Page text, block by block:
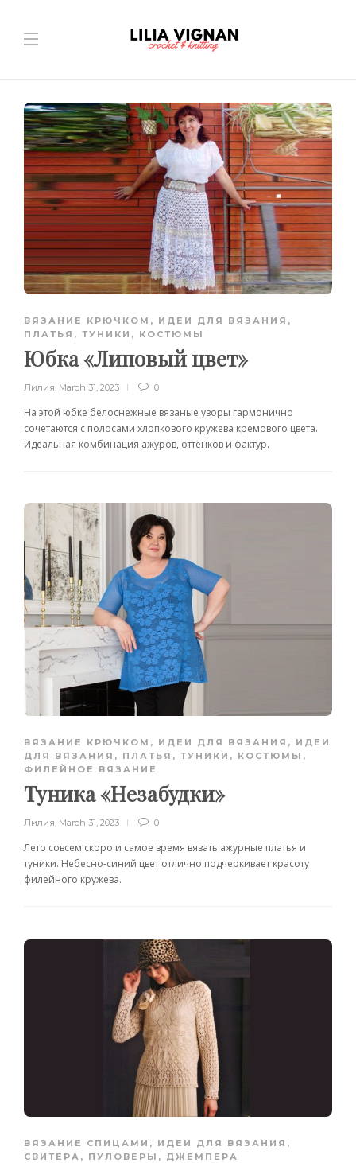
ВЯЗАНИЕ КРЮЧКОМ , ИДЕИ ДЛЯ ВЯЗАНИЯ ,
ПЛАТЬЯ, ТУНИКИ, КОСТЮМЫ
Юбка «Липовый цвет»
Лилия March 31, 2023 0
На этой юбке белоснежные вязаные узоры гармонично
сочетаются с полосами хлопкового кружева кремового цвета.
Идеальная комбинация ажуров, оттенков и фактур.
ВЯЗАНИЕ КРЮЧКОМ , ИДЕИ ДЛЯ ВЯЗАНИЯ , ИДЕИ
ДЛЯ ВЯЗАНИЯ , ПЛАТЬЯ, ТУНИКИ, КОСТЮМЫ ,
ФИЛЕЙНОЕ ВЯЗАНИЕ
Туника «Незабудки»
Лилия, March 31, 2023 0
Лето совсем скоро и самое время вязать ажурные платья и
туники. Небесно-синий цвет отлично подчеркивает красоту
филейного кружева.
ВЯЗАНИЕ СПИЦАМИ , ИДЕИ ДЛЯ ВЯЗАНИЯ ,
СВИТЕРА, ПУЛОВЕРЫ, ДЖЕМПЕРА